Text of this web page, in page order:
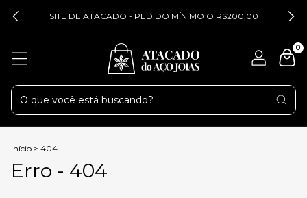
SITE DE ATACADO - PEDIDO MÍNIMO O R$200,00
0
Início > 404
Erro - 404